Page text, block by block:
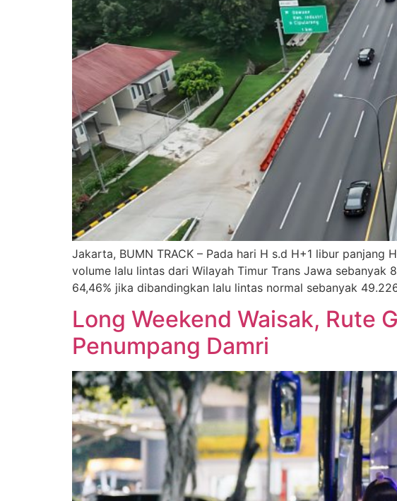
Jakarta, BUMN TRACK – Pada hari H s.d H+1 libur
volume lalu lintas dari Wilayah Timur Trans Jawa sebanyak
64,46% jika dibandingkan lalu lintas normal sebanyak
Long Weekend Waisak, Rute
Penumpang Damri